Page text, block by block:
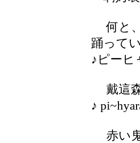
何と、
踊って
♪ピーヒ
戴這森
♪
赤い鬼